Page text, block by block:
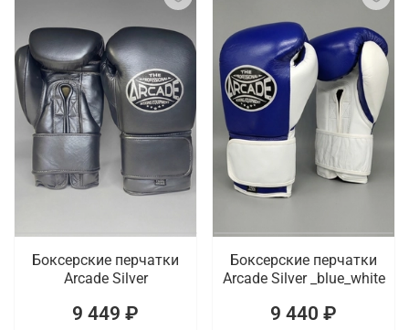
Боксерские перчатки
Arcade Silver
9 449 ₽
Боксерские перчатки
Arcade Silver _blue_white
9 440 ₽